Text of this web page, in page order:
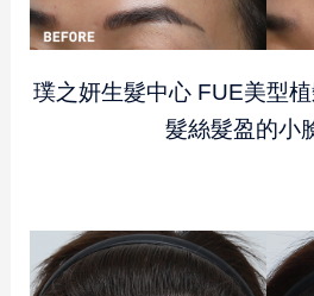
璞之妍生髮中心 FUE美型植
髮絲髮盈的小